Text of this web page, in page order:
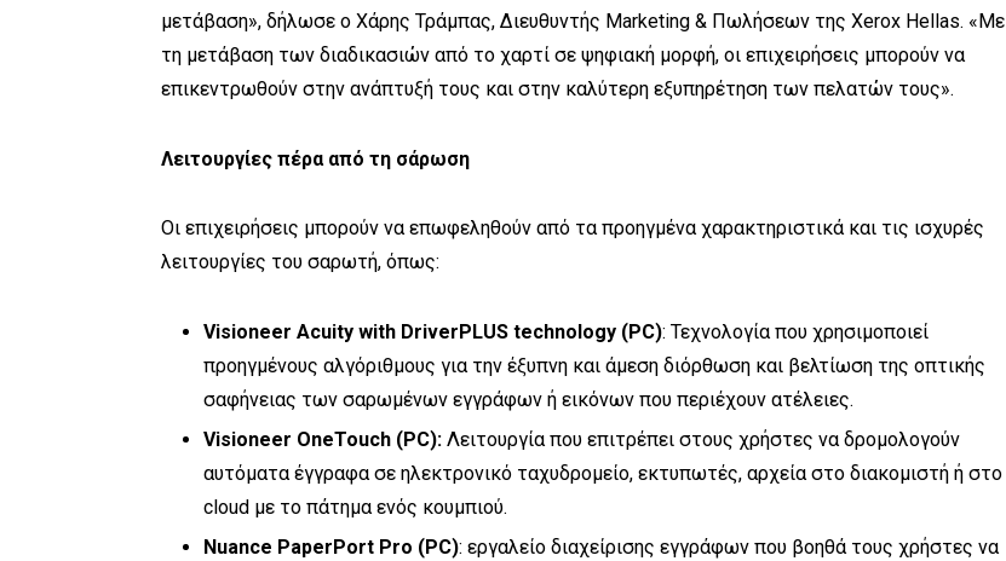
μετάβαση», δήλωσε ο Χάρης Τράμπας, Διευθυντής Marketing & Πωλήσεων της Xerox Hellas. «Με
τη μετάβαση των διαδικασιών από το χαρτί σε ψηφιακή μορφή, οι επιχειρήσεις μπορούν να
επικεντρωθούν στην ανάπτυξή τους και στην καλύτερη εξυπηρέτηση των πελατών τους».
Λειτουργίες πέρα ​​από τη σάρωση
Οι επιχειρήσεις μπορούν να επωφεληθούν από τα προηγμένα χαρακτηριστικά και τις ισχυρές
λειτουργίες του σαρωτή, όπως:
Visioneer Acuity with DriverPLUS technology (PC): Τεχνολογία που χρησιμοποιεί
προηγμένους αλγόριθμους για την έξυπνη και άμεση διόρθωση και βελτίωση της οπτικής
σαφήνειας των σαρωμένων εγγράφων ή εικόνων που περιέχουν ατέλειες.
Visioneer OneTouch (PC): Λειτουργία που επιτρέπει στους χρήστες να δρομολογούν
αυτόματα έγγραφα σε ηλεκτρονικό ταχυδρομείο, εκτυπωτές, αρχεία στο διακομιστή ή στο
cloud με το πάτημα ενός κουμπιού.
Nuance PaperPort Pro (PC): εργαλείο διαχείρισης εγγράφων που βοηθά τους χρήστες να